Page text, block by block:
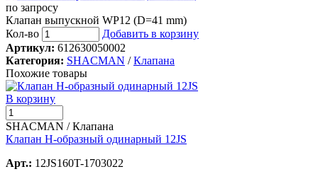
по запросу
Клапан выпускной WP12 (D=41 mm)
Кол-во
Добавить в корзину
Артикул: 612630050002
Категория: SHACMAN /Клапана
Похожие товары
В корзину
SHACMAN / Клапана
Клапан Н-образный одинарный 12JS
Арт.: 12JS160T-1703022